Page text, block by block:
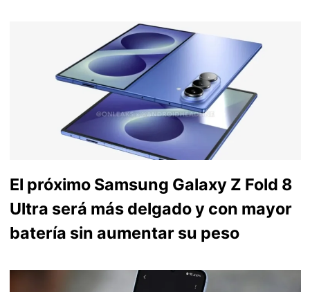
El próximo Samsung Galaxy Z Fold 8
Ultra será más delgado y con mayor
batería sin aumentar su peso